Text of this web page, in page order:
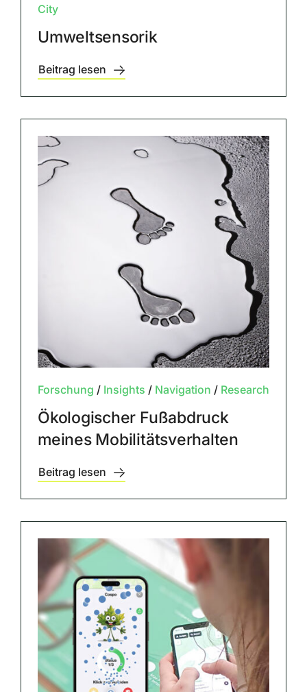
City
Umweltsensorik
Beitrag lesen
Forschung / Insights / Navigation / Research
Ökologischer Fußabdruck
meines Mobilitätsverhalten
Beitrag lesen